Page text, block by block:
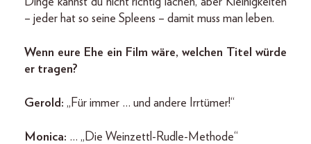
– jeder hat so seine Spleens – damit muss man leben.
Wenn eure Ehe ein Film wäre, welchen Titel würde
er tragen?
Gerold: „Für immer … und andere Irrtümer!“
Monica: … „Die Weinzettl-Rudle-Methode“